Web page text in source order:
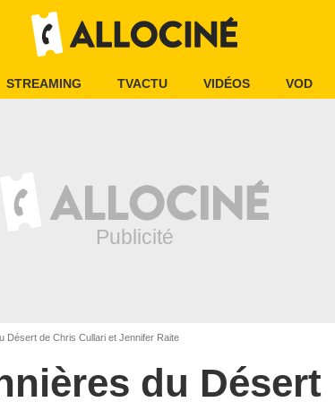
STREAMING TVACTU VIDÉOS VOD
Désert de Chris Cullari et Jennifer Raite
du Désert